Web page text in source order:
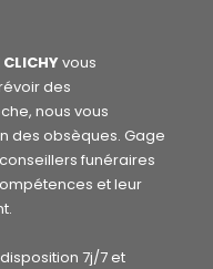
CLICHYvous
des
nous vous
des obsèques. Gage
funéraires
et leur
7j/7 et